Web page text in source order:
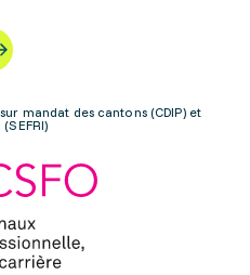
mandat des cantons (CDIP) et